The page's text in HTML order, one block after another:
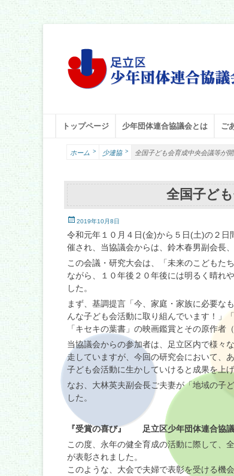
足立区少年団体連合協議会
足立少年団体連合協議会（少連協）は、地域の力と行
メインメニュー
トップページ 少年団体連合協議会とは ご
ホーム > 少連協 > 全国子ども会育成中央会議等が
全国子ど
投
日
2019年10月8日
令和元年１０月４日(金)から５日(土)の２
催され、当協議会からは、鈴木春男副会長
この会議・研究大会は、「未来のこどもた
ながら、１０年後２０年後には明るく晴れ
した。
まず、基調提言「今、家庭・家族に必要な
んな子ども会活動に取り組んでいます！」
「キセキの葉書」の映画鑑賞とその原作者
当協議会からの参加者は、足立区内で様々
走していますが、今回の研究会において、
子ども会活動に生かしていけると成果を上げ
なお、大林英夫副会長ご夫妻が「地域の子
した。
『受賞の喜び』 足立区少年団体連合
この度、永年の健全育成の活動に際して、
が表彰されました。
このような、大会で夫婦で表彰を受ける機